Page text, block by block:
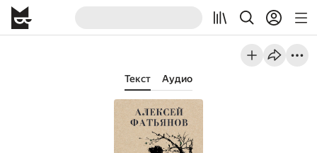
Текст Аудио